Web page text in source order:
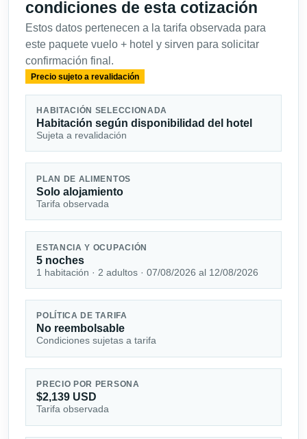
condiciones de esta cotización
Estos datos pertenecen a la tarifa observada para
este paquete vuelo + hotel y sirven para solicitar
confirmación final.
Precio sujeto a revalidación
HABITACIÓN SELECCIONADA
Habitación según disponibilidad del hotel
Sujeta a revalidación
PLAN DE ALIMENTOS
Solo alojamiento
Tarifa observada
ESTANCIA Y OCUPACIÓN
5 noches
1 habitación · 2 adultos · 07/08/2026 al 12/08/2026
POLÍTICA DE TARIFA
No reembolsable
Condiciones sujetas a tarifa
PRECIO POR PERSONA
$2,139 USD
Tarifa observada